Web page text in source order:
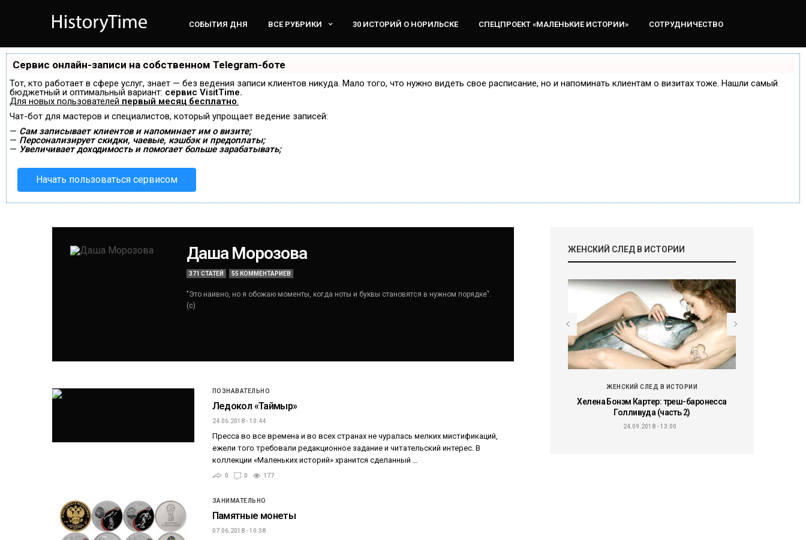
СОБЫТИЯ ДНЯ ВСЕ РУБРИКИ 30 ИСТОРИЙ О НОРИЛЬСКЕ СПЕЦПРОЕКТ «МАЛЕНЬКИЕ ИСТОРИИ» СОТРУДНИЧЕСТВО
Сервис онлайн-записи на собственном Telegram-боте
Тот, кто работает в сфере услуг, знает — без ведения записи клиентов никуда. Мало того, что нужно видеть свое расписание, но и напоминать клиентам о визитах тоже. Нашли самый
бюджетный и оптимальный вариант: сервис VisitTime.
Для новых пользователей первый месяц бесплатно.
Чат-бот для мастеров и специалистов, который упрощает ведение записей:
— Сам записывает клиентов и напоминает им о визите;
— Персонализирует скидки, чаевые, кэшбэк и предоплаты;
— Увеличивает доходимость и помогает больше зарабатывать;
Начать пользоваться сервисом
Даша Морозова
371 СТАТЕЙ 55 КОММЕНТАРИЕВ
"Это наивно, но я обожаю моменты, когда ноты и буквы становятся в нужном порядке".
(с)
ПОЗНАВАТЕЛЬНО
Ледокол «Таймыр»
24.06.2018 - 10:44
Пресса во все времена и во всех странах не чуралась мелких мистификаций,
ежели того требовали редакционное задание и читательский интерес. В
коллекции «Маленьких историй» хранится сделанный …
0 0 177
ЗАНИМАТЕЛЬНО
Памятные монеты
07.06.2018 - 10:38
ЖЕНСКИЙ СЛЕД В ИСТОРИИ
ЖЕНСКИЙ СЛЕД В ИСТОРИИ
Хелена Бонэм Картер: треш-баронесса
Голливуда (часть 2)
24.09.2018 - 13:00